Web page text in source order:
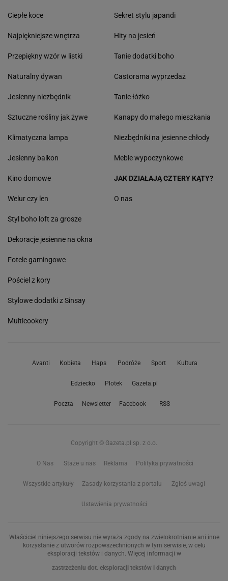
Ciepłe koce
Najpiękniejsze wnętrza
Przepiękny wzór w listki
Naturalny dywan
Jesienny niezbędnik
Sztuczne rośliny jak żywe
Klimatyczna lampa
Jesienny balkon
Sekret stylu japandi
Hity na jesień
Tanie dodatki boho
Castorama wyprzedaż
Tanie łóżko
Kanapy do małego mieszkania
Niezbędniki na jesienne chłody
Meble wypoczynkowe
Kino domowe
Welur czy len
Styl boho loft za grosze
Dekoracje jesienne na okna
Fotele gamingowe
Pościel z kory
Stylowe dodatki z Sinsay
Multicookery
JAK DZIAŁAJĄ CZTERY KĄTY?
O nas
Avanti Kobieta Haps Podróże Sport Kultura
Edziecko Plotek Gazeta.pl
Poczta Newsletter Facebook RSS
Copyright © Gazeta.pl sp. z o.o.
O Nas Staże u nas Reklama Polityka prywatności
Wszystkie artykuły Zasady korzystania z portalu Zgłoś uwagi
Ustawienia prywatności
Właściciel niniejszego serwisu nie wyraża zgody na zwielokrotnianie ani inne
korzystanie z utworów rozpowszechnionych w tym serwisie, w celu
eksploracji tekstów i danych. Więcej informacji w
zastrzeżeniu dot. eksploracji tekstów i danych